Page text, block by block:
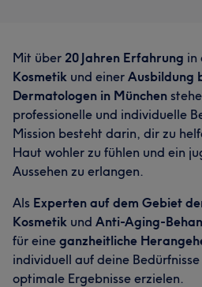
Mit über 20 Jahren Erfahrung in
Kosmetik und einer Ausbildung
Dermatologen in München
professionelle und individuelle
Mission besteht darin, dir zu
Haut wohler zu fühlen und ein
Aussehen zu erlangen.
Als Experten auf dem Gebiet
Kosmetik und Anti-Aging-
für eine ganzheitliche
individuell auf deine
optimale Ergebnisse erzielen.